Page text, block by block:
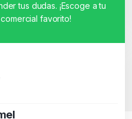
- TECNIT TU TIENDA
tus dudas. ¡Escoge a tu
favorito!